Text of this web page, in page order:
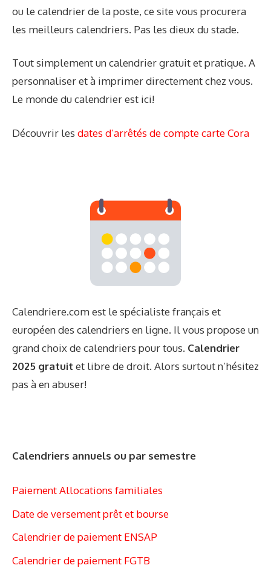
ou le calendrier de la poste, ce site vous procurera
les meilleurs calendriers. Pas les dieux du stade.
Tout simplement un calendrier gratuit et pratique. A
personnaliser et à imprimer directement chez vous.
Le monde du calendrier est ici!
Découvrir les dates d’arrêtés de compte carte Cora
Calendriere.com est le spécialiste français et
européen des calendriers en ligne. Il vous propose un
grand choix de calendriers pour tous. Calendrier
2025 gratuit et libre de droit. Alors surtout n’hésitez
pas à en abuser!
Calendriers annuels ou par semestre
Paiement Allocations familiales
Date de versement prêt et bourse
Calendrier de paiement ENSAP
Calendrier de paiement FGTB